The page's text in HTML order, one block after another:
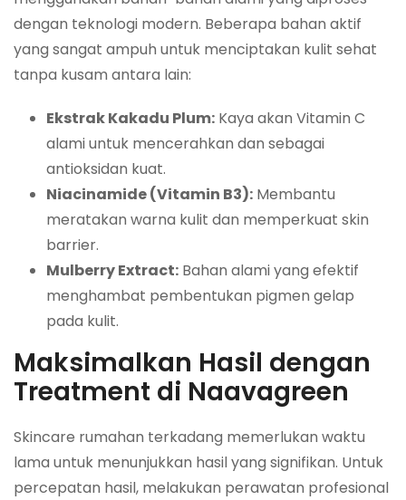
dengan teknologi modern. Beberapa bahan aktif
yang sangat ampuh untuk menciptakan kulit sehat
tanpa kusam antara lain:
Ekstrak Kakadu Plum: Kaya akan Vitamin C
alami untuk mencerahkan dan sebagai
antioksidan kuat.
Niacinamide (Vitamin B3): Membantu
meratakan warna kulit dan memperkuat skin
barrier.
Mulberry Extract: Bahan alami yang efektif
menghambat pembentukan pigmen gelap
pada kulit.
Maksimalkan Hasil dengan
Treatment di Naavagreen
Skincare rumahan terkadang memerlukan waktu
lama untuk menunjukkan hasil yang signifikan. Untuk
percepatan hasil, melakukan perawatan profesional